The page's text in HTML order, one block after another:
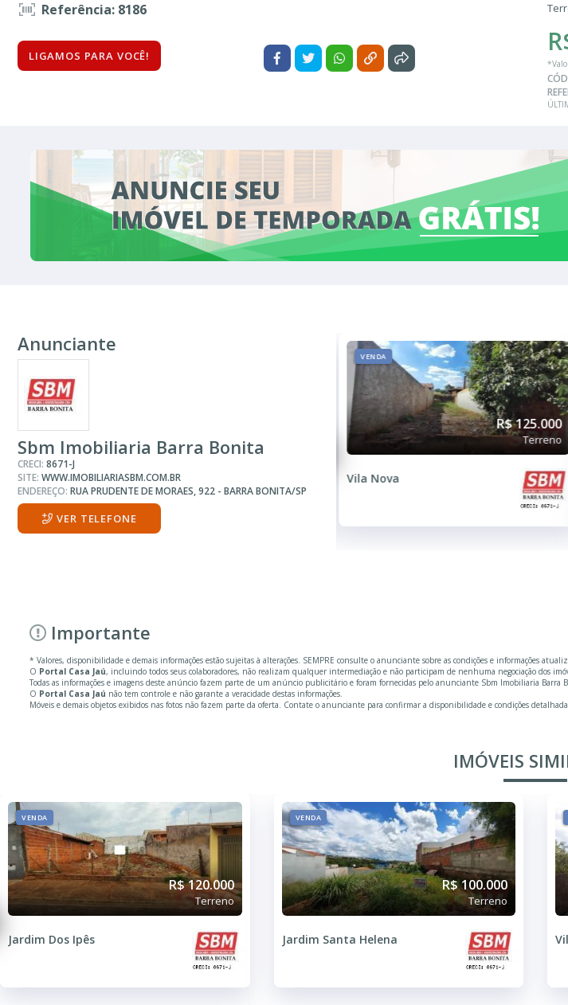
Referência: 8186
LIGAMOS PARA VOCÊ!
Anunciante
Sbm Imobiliaria Barra Bonita
CRECI: 8671-J
SITE: WWW.IMOBILIARIASBM.COM.BR
ENDEREÇO: RUA PRUDENTE DE MORAES, 922 - BARRA BONITA/SP
VER TELEFONE
Jardim Nova Barra
VENDA
R$ 125.000
Terreno
Vila Nova
Importante
* Valores, disponibilidade e demais informações estão sujeitas à alterações. SEMPRE consulte o anunciante sobre as condições e informações
O Portal Casa Jaú, incluindo todos seus colaboradores, não realizam qualquer intermediação e não participam de nenhuma negociação dos
Todas as informações e imagens deste anúncio fazem parte de um anúncio publicitário e foram fornecidas pelo anunciante Sbm Imobiliaria Barra
O Portal Casa Jaú não tem controle e não garante a veracidade destas informações.
Móveis e demais objetos exibidos nas fotos não fazem parte da oferta. Contate o anunciante para confirmar a disponibilidade e condições
IMÓVEIS
VENDA
R$ 120.000
Terreno
Jardim Dos Ipês
VENDA
R$ 100.000
Terreno
Jardim Santa Helena